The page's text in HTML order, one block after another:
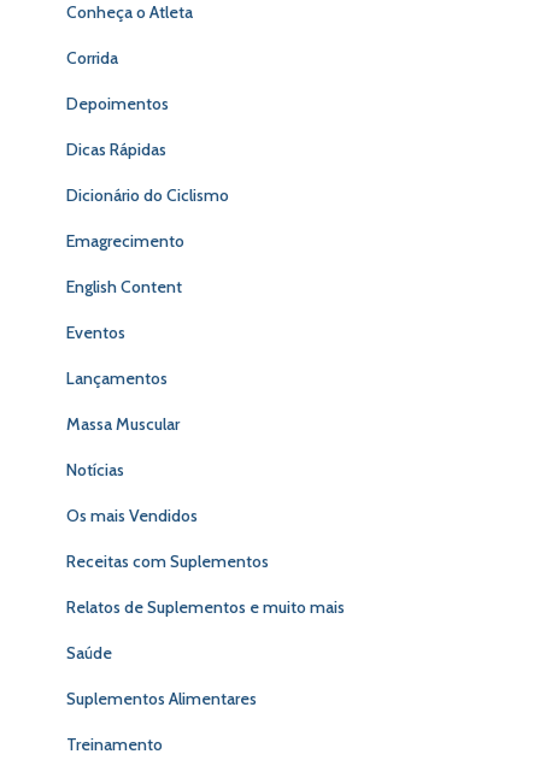
Conheça o Atleta
Corrida
Depoimentos
Dicas Rápidas
Dicionário do Ciclismo
Emagrecimento
English Content
Eventos
Lançamentos
Massa Muscular
Notícias
Os mais Vendidos
Receitas com Suplementos
Relatos de Suplementos e muito mais
Saúde
Suplementos Alimentares
Treinamento